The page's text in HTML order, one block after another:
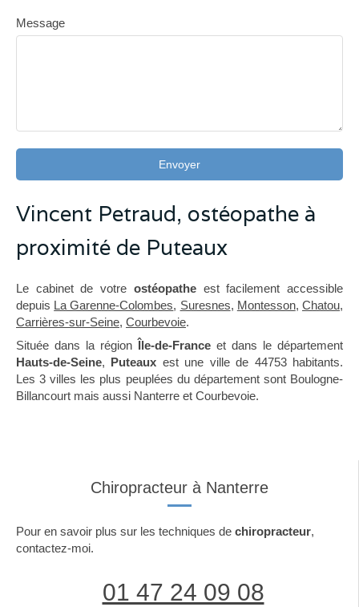
Message
Envoyer
Vincent Petraud, ostéopathe à
proximité de Puteaux
Le cabinet de votre ostéopatheest facilement accessible
depuis La Garenne-Colombes, Suresnes, Montesson,Chatou,
Carrières-sur-Seine, Courbevoie.
Située dans la région Île-de-France et dans le département
Hauts-de-Seine, Puteaux est une ville de 44753 habitants.
Les 3 villes les plus peuplées du département sont Boulogne-
Billancourt mais aussi Nanterre et Courbevoie.
Chiropracteur à Nanterre
Pour en savoir plus sur les techniques de chiropracteur,
contactez-moi.
01 47 24 09 08